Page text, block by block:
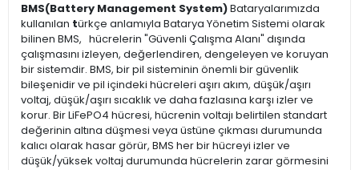
BMS(Battery Management System)Bataryalarımızda
kullanılan türkçe anlamıyla Batarya Yönetim Sistemi olarak
bilinen BMS, hücrelerin "Güvenli Çalışma Alanı" dışında
çalışmasını izleyen, değerlendiren, dengeleyen ve koruyan
bir sistemdir. BMS, bir pil sisteminin önemli bir güvenlik
bileşenidir ve pil içindeki hücreleri aşırı akım, düşük/aşırı
voltaj, düşük/aşırı sıcaklık ve daha fazlasına karşı izler ve
korur. Bir LiFePO4 hücresi, hücrenin voltajı belirtilen standart
değerinin altına düşmesi veya üstüne çıkması durumunda
kalıcı olarak hasar görür, BMS her bir hücreyi izler ve
düşük/yüksek voltaj durumunda hücrelerin zarar görmesini